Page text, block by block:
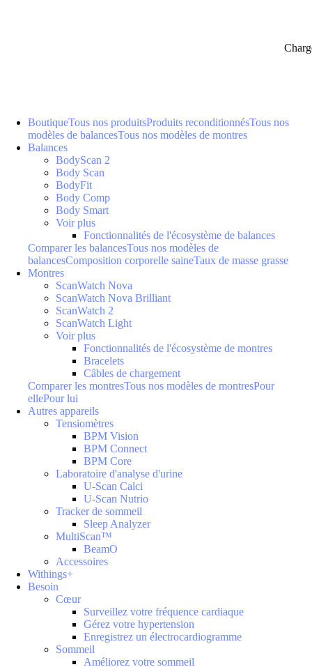
BoutiqueTous nos produitsProduits reconditionnésTous nos
modèles de balancesTous nos modèles de montres
Balances
BodyScan 2
Body Scan
BodyFit
Body Comp
Body Smart
Voir plus
Fonctionnalités de l'écosystème de balances
Comparer les balancesTous nos modèles de
balancesComposition corporelle saineTaux de masse grasse
Montres
ScanWatch Nova
ScanWatch Nova Brilliant
ScanWatch 2
ScanWatch Light
Voir plus
Fonctionnalités de l'écosystème de montres
Bracelets
Câbles de chargement
Comparer les montresTous nos modèles de montresPour
ellePour lui
Autres appareils
Tensiomètres
BPM Vision
BPM Connect
BPM Core
Laboratoire d'analyse d'urine
U-Scan Calci
U-Scan Nutrio
Tracker de sommeil
Sleep Analyzer
MultiScan™
BeamO
Accessoires
Withings+
Besoin
Cœur
Surveillez votre fréquence cardiaque
Gérez votre hypertension
Enregistrez un électrocardiogramme
Sommeil
Améliorez votre sommeil